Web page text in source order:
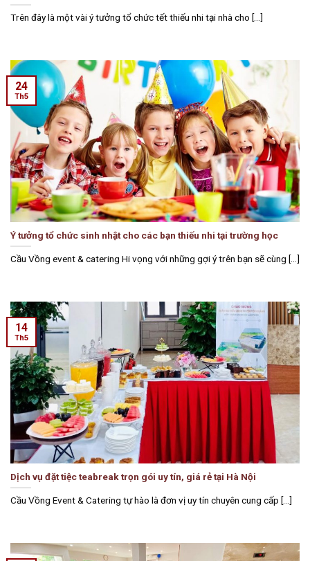
Trên đây là một vài ý tưởng tổ chức tết thiếu nhi tại nhà cho [...]
Ý tưởng tổ chức sinh nhật cho các bạn thiếu nhi tại trường học
Cầu Vồng event & catering Hi vọng với những gợi ý trên bạn sẽ cùng [...]
24
Th5
Dịch vụ đặt tiệc teabreak trọn gói uy tín, giá rẻ tại Hà Nội
Cầu Vồng Event & Catering tự hào là đơn vị uy tín chuyên cung cấp [...]
14
Th5